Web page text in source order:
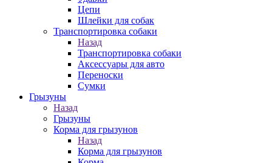
Цепи
Шлейки для собак
Транспортировка собаки
Назад
Транспортировка собаки
Аксессуары для авто
Переноски
Сумки
Грызуны
Назад
Грызуны
Корма для грызунов
Назад
Корма для грызунов